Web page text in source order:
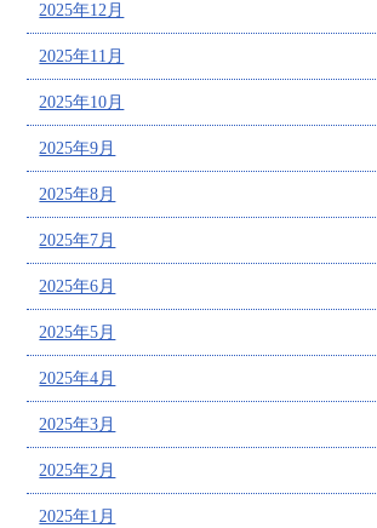
2025年12月
2025年11月
2025年10月
2025年9月
2025年8月
2025年7月
2025年6月
2025年5月
2025年4月
2025年3月
2025年2月
2025年1月